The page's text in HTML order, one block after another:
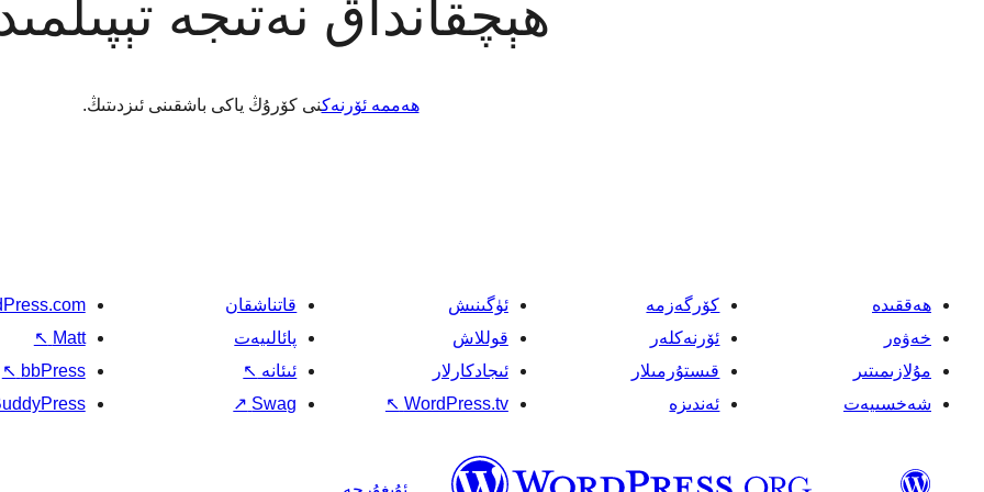
ھېچقانداق نەتىجە
ھەممە ئۆرنەكنى كۆرۇڭ ياكى باشقىنى ئىزدىتىڭ.
ھەققىدە
خەۋەر
مۇلازىمىتىر
شەخسىيەت
كۆرگەزمە
ئۆرنەكلەر
قىستۇرمىلار
ئەندىزە
ئۈگىنىش
قوللاش
ئىجادكارلار
WordPress.tv
↖
قاتناشقان
پائالىيەت
ئىئانە ↖
Swag
↗
Matt
↖
bbPress
↖